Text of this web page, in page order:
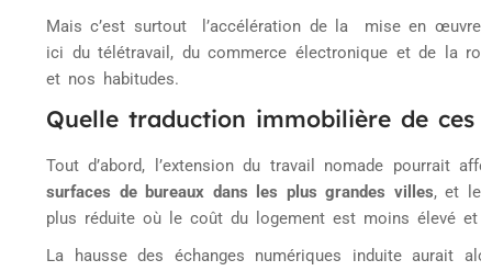
Mais c’est surtout l’accélération de la mise en
ici du télétravail, du commerce électronique et de la
et nos habitudes.
Quelle traduction immobilière de ces
Tout d’abord, l’extension du travail nomade pourrait
surfaces de bureaux dans les plus grandes villes, et
plus réduite où le coût du logement est moins élevé
La hausse des échanges numériques induite aurait